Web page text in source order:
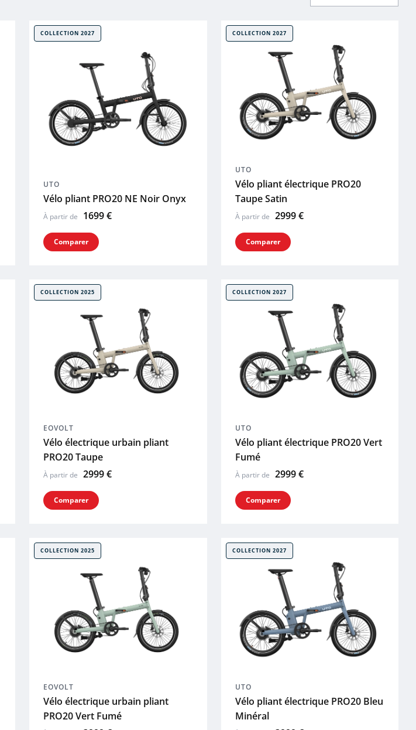
COLLECTION 2027
UTO
Vélo pliant PRO20 NE Noir Onyx
À partir de 1699 €
Comparer
COLLECTION 2027
UTO
Vélo pliant électrique PRO20
Taupe Satin
À partir de 2999 €
Comparer
COLLECTION 2025
EOVOLT
Vélo électrique urbain pliant
PRO20 Taupe
À partir de 2999 €
Comparer
COLLECTION 2027
UTO
Vélo pliant électrique PRO20 Vert
Fumé
À partir de 2999 €
Comparer
COLLECTION 2025
EOVOLT
Vélo électrique urbain pliant
PRO20 Vert Fumé
COLLECTION 2027
UTO
Vélo pliant électrique PRO20 Bleu
Minéral